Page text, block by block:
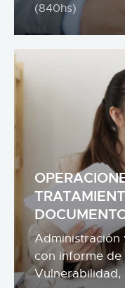
(840hs)
Administración
con informe de
Vulnerabilidad,